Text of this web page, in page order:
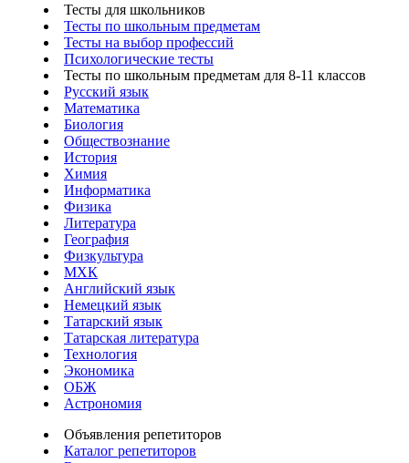
Тесты для школьников
Тесты по школьным предметам
Тесты на выбор профессий
Психологические тесты
Тесты по школьным предметам для 8-11 классов
Русский язык
Математика
Биология
Обществознание
История
Химия
Информатика
Физика
Литература
География
Физкультура
МХК
Английский язык
Немецкий язык
Татарский язык
Татарская литература
Технология
Экономика
ОБЖ
Астрономия
Объявления репетиторов
Каталог репетиторов